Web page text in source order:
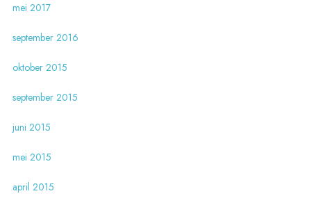
mei 2017
september 2016
oktober 2015
september 2015
juni 2015
mei 2015
april 2015